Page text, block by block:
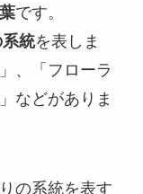
です。
統を表しま
、「フローラ
などがありま
の系統を表す